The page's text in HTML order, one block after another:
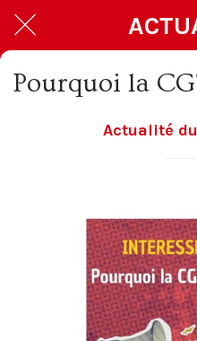
Pourquoi la
Actualité